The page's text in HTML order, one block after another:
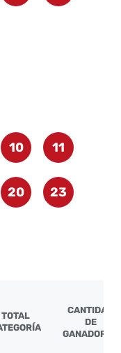
10 11
20 23
TOTAL
CANTIDAD
DE
GANADORES